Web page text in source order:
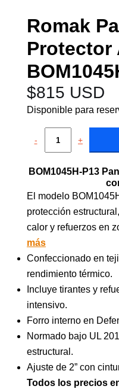
Romak
Protector
$815 USD
Disponible para
- +
BOM1045H-P13
El modelo
protección
calor y refuerzos en
más
Confeccionado en
rendimiento térmico.
Incluye tirantes y
intensivo.
Forro interno en
Normado bajo UL
estructural.
Ajuste de 2” con
Todos los precios